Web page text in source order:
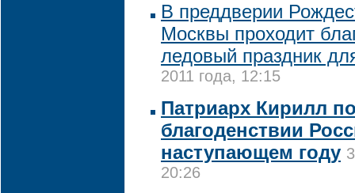
В преддверии
Москвы проходит
ледовый праздник
2011 года, 12:15
Патриарх Кирилл
благоденствии
наступающем году
20:26